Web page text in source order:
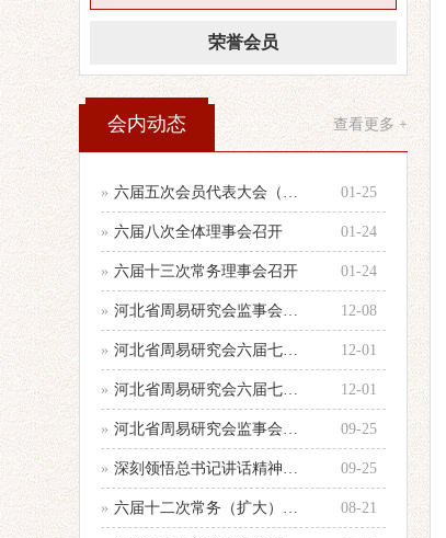
荣誉会员
会内动态 查看更多 +
» 六届五次会员代表大会（乙巳年会）举行 01-25
» 六届八次全体理事会召开 01-24
» 六届十三次常务理事会召开 01-24
» 河北省周易研究会监事会召开年度第二次 12-08
» 河北省周易研究会六届七次全体理事会顺 12-01
» 河北省周易研究会六届七次理事会会议纪 12-01
» 河北省周易研究会监事会召开会议 09-25
» 深刻领悟总书记讲话精神，认真做好当前 09-25
» 六届十二次常务（扩大）会议召开 08-21